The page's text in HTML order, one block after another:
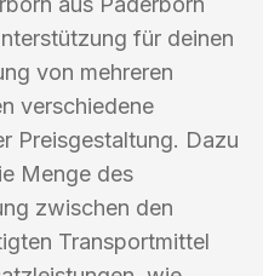
für deinen
von mehreren
verschiedene
Preisgestaltung. Dazu
Menge des
zwischen den
Transportmittel